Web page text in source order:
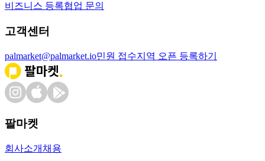
비즈니스 등록협업 문의
고객센터
palmarket@palmarket.io민원 접수지역 오픈 등록하기
팔마켓
회사소개 채용